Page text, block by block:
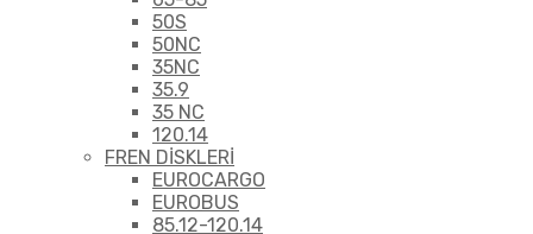
50S
50NC
35NC
35.9
35 NC
120.14
FREN DİSKLERİ
EUROCARGO
EUROBUS
85.12-120.14